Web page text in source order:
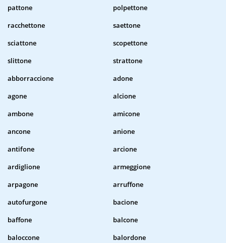
pattone
polpettone
racchettone
saettone
sciattone
scopettone
slittone
strattone
abborraccione
adone
agone
alcione
ambone
amicone
ancone
anione
antifone
arcione
ardiglione
armeggione
arpagone
arruffone
autofurgone
bacione
baffone
balcone
baloccone
balordone